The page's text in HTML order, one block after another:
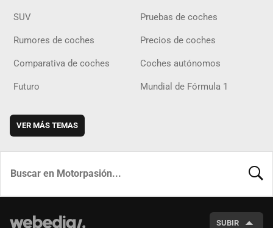
SUV Pruebas de coches
Rumores de coches Precios de coches
Comparativa de coches Coches autónomos
Futuro Mundial de Fórmula 1
VER MÁS TEMAS
SUBIR